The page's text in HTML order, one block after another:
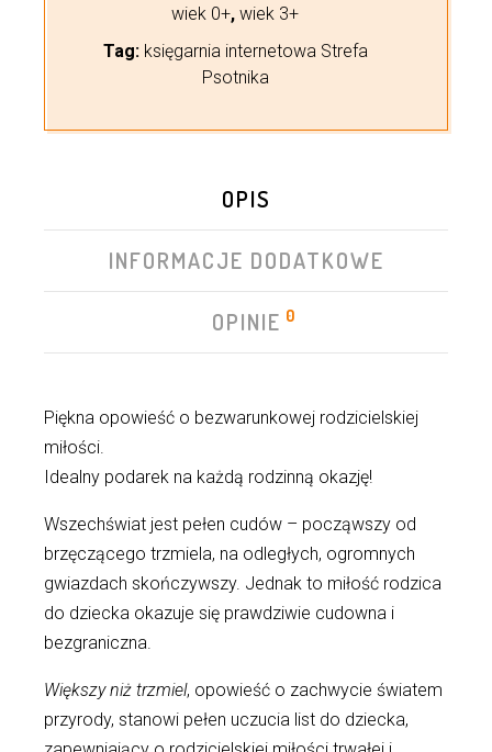
wiek 0+, wiek 3+
Tag: księgarnia internetowa Strefa
Psotnika
OPIS
INFORMACJE DODATKOWE
OPINIE 0
Piękna opowieść o bezwarunkowej rodzicielskiej
miłości.
Idealny podarek na każdą rodzinną okazję!
Wszechświat jest pełen cudów – począwszy od
brzęczącego trzmiela, na odległych, ogromnych
gwiazdach skończywszy. Jednak to miłość rodzica
do dziecka okazuje się prawdziwie cudowna i
bezgraniczna.
Większy niż trzmiel, opowieść o zachwycie światem
przyrody, stanowi pełen uczucia list do dziecka,